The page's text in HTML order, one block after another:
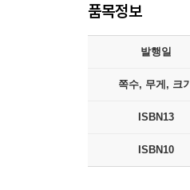
품목정보
발행일
쪽수, 무게, 크기
ISBN13
ISBN10